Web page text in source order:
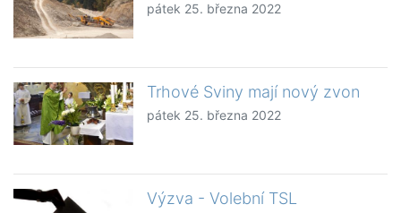
pátek 25. března 2022
Trhové Sviny mají nový zvon
pátek 25. března 2022
Výzva - Volební TSL